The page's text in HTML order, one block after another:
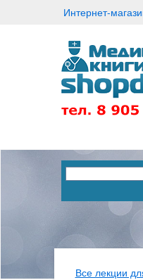
Интернет-
Все лекции